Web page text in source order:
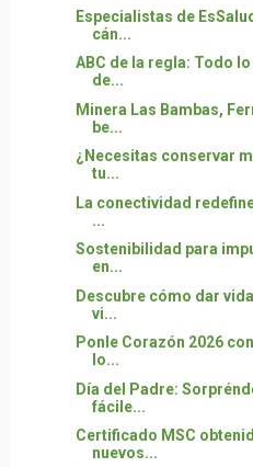
Especialistas de
cán...
ABC de la regla: Todo
de...
Minera Las Bambas,
be...
¿Necesitas conservar
tu...
La conectividad
...
Sostenibilidad para
en...
Descubre cómo dar
vi...
Ponle Corazón 2026
lo...
Día del Padre:
fácile...
Certificado MSC
nuevos...